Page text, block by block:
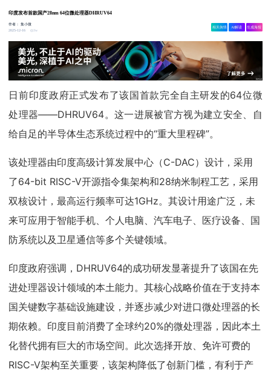
印度发布首款国产28nm 64位微处理器DHRUV64
作者：集小微
2025-12-16
3w
相关舆情 AI解读 生成海报
日前印度政府正式发布了该国首款完全自主研发的64位微
处理器——DHRUV64。这一进展被官方视为建立安全、自
给自足的半导体生态系统过程中的“重大里程碑”。
该处理器由印度高级计算发展中心（C-DAC）设计，采用
了64-bit RISC-V开源指令集架构和28纳米制程工艺，采用
双核设计，最高运行频率可达1GHz。其设计用途广泛，未
来可应用于智能手机、个人电脑、汽车电子、医疗设备、国
防系统以及卫星通信等多个关键领域。
印度政府强调，DHRUV64的成功研发显著提升了该国在先
进处理器设计领域的本土能力。其核心战略价值在于支持本
国关键数字基础设施建设，并逐步减少对进口微处理器的长
期依赖。印度目前消费了全球约20%的微处理器，因此本土
化替代拥有巨大的市场空间。此次选择开放、免许可费的
RISC-V架构至关重要，该架构降低了创新门槛，有利于产